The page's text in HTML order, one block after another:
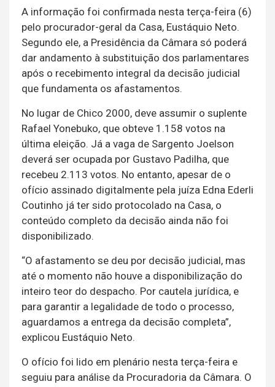
A informação foi confirmada nesta terça-feira (6)
pelo procurador-geral da Casa, Eustáquio Neto.
Segundo ele, a Presidência da Câmara só poderá
dar andamento à substituição dos parlamentares
após o recebimento integral da decisão judicial
que fundamenta os afastamentos.
No lugar de Chico 2000, deve assumir o suplente
Rafael Yonebuko, que obteve 1.158 votos na
última eleição. Já a vaga de Sargento Joelson
deverá ser ocupada por Gustavo Padilha, que
recebeu 2.113 votos. No entanto, apesar de o
ofício assinado digitalmente pela juíza Edna Ederli
Coutinho já ter sido protocolado na Casa, o
conteúdo completo da decisão ainda não foi
disponibilizado.
“O afastamento se deu por decisão judicial, mas
até o momento não houve a disponibilização do
inteiro teor do despacho. Por cautela jurídica, e
para garantir a legalidade de todo o processo,
aguardamos a entrega da decisão completa”,
explicou Eustáquio Neto.
O ofício foi lido em plenário nesta terça-feira e
seguiu para análise da Procuradoria da Câmara. O